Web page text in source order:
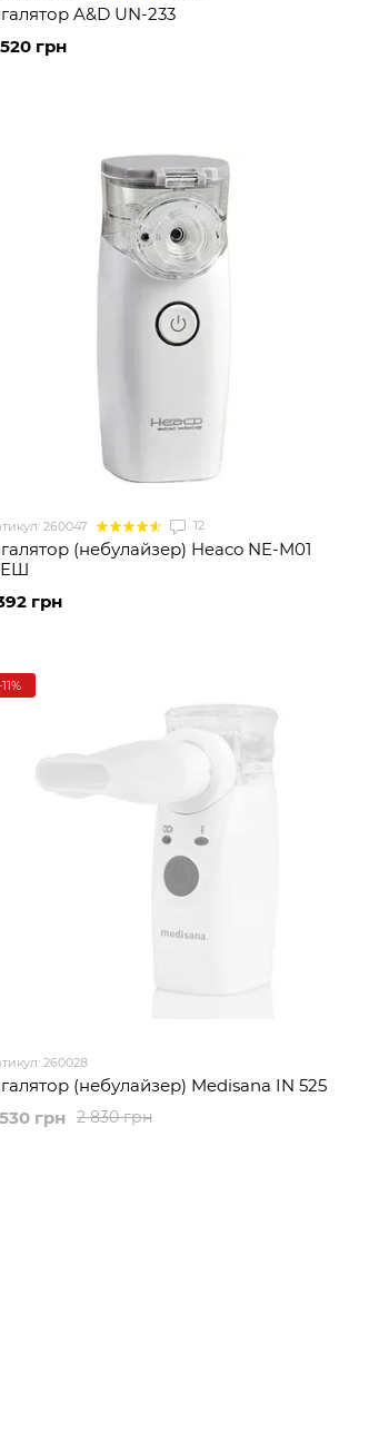
A&D UN-233
грн
260047 12
(небулайзер) Heaco NE-M01
грн
260028
(небулайзер) Medisana IN 525
2 830 грн
грн